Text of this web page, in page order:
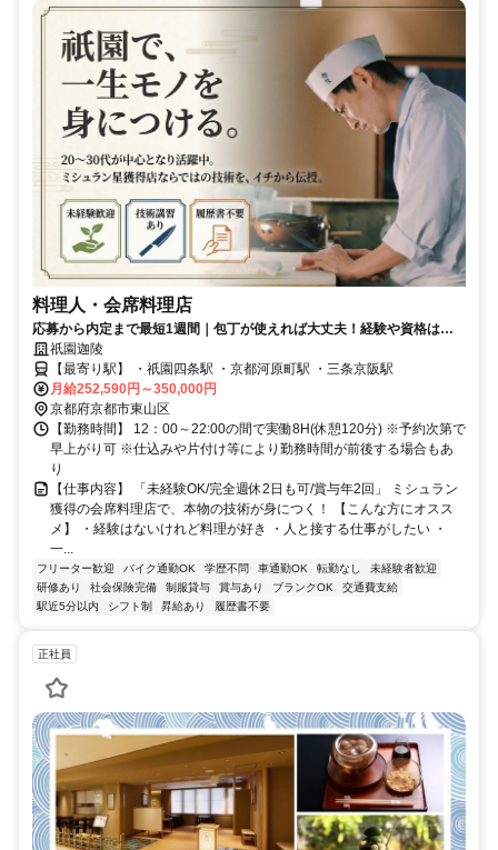
料理人・会席料理店
応募から内定まで最短1週間｜包丁が使えれば大丈夫！経験や資格は不
要。「料理が好き」その気持ちがあれば十分です。
祇園迦陵
【最寄り駅】 ・祇園四条駅 ・京都河原町駅 ・三条京阪駅
月給252,590円～350,000円
京都府京都市東山区
【勤務時間】 12：00～22:00の間で実働8H(休憩120分) ※予約次第で
早上がり可 ※仕込みや片付け等により勤務時間が前後する場合もあ
り
【仕事内容】 「未経験OK/完全週休2日も可/賞与年2回」 ミシュラン
獲得の会席料理店で、本物の技術が身につく！ 【こんな方にオスス
メ】 ・経験はないけれど料理が好き ・人と接する仕事がしたい ・
一...
フリーター歓迎 バイク通勤OK 学歴不問 車通勤OK 転勤なし
未経験者歓迎
研修あり
社会保険完備 制服貸与 賞与あり ブランクOK
交通費支給
駅近5分以内
シフト制 昇給あり 履歴書不要
正社員